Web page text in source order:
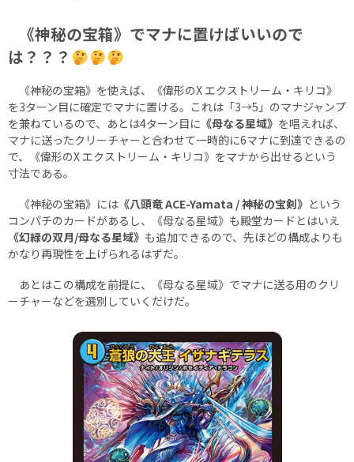
《神秘の宝箱》でマナに置けばいいので
は？？？
《神秘の宝箱》を使えば、《偉形のX エクストリーム・キリコ》
を3ターン目に確定でマナに置ける。これは「3→5」のマナジャンプ
を兼ねているので、あとは4ターン目に 《母なる星域》 を唱えれば、
マナに送ったクリーチャーと合わせて一時的に6マナに到達できるの
で、《偉形のX エクストリーム・キリコ》をマナから出せるという
寸法である。
《神秘の宝箱》には 《八頭竜 ACE-Yamata / 神秘の宝剣》 という
コンパチのカードがあるし、《母なる星域》も殿堂カードとはいえ
《幻緑の双月/母なる星域》 も追加できるので、先ほどの構成よりも
かなり再現性を上げられるはずだ。
あとはこの構成を前提に、《母なる星域》でマナに送る用のクリ
ーチャーなどを選別していくだけだ。